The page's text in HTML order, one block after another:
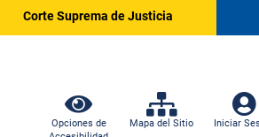
Corte Suprema de Justicia
Opciones de
Mapa del Sitio Iniciar